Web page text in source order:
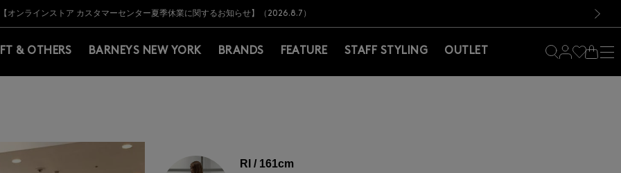
BARNEYS＞会員のお客様は11,000円（税込）以上のお買上げで常時送料無料！お買い物の際は会員登録を！
【夏季休業に伴う出荷一時停止のお知らせ】(2026.8.7)
【オンラインストア カスタマーセンター夏季休業に関するお知らせ】（2026.8.7）
【夏季休業に伴う返品・交換承り一時停止のお知らせ】（2026.8.5）
熊本県を中心とした地震の影響によるお荷物のお届けについて
【開催中】SUMMER SALEのご案内・ご注意事項
BARNEYS＞会員のお客様は11,000円（税込）以上のお買上げで常時送料無料！お買い物の際は会員登録を！
【夏季休業に伴う出荷一時停止のお知らせ】(2026.8.7)
& OTHERS BARNEYS NEW YORK BRANDS FEATURE STAFF STYLING OUTLET
RI / 161cm